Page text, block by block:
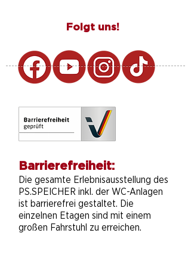
Folgt uns!
Barrierefreiheit:
Die gesamte Erlebnisausstellung des
PS.SPEICHER inkl. der WC-Anlagen
ist barrierefrei gestaltet. Die
einzelnen Etagen sind mit einem
großen Fahrstuhl zu erreichen.